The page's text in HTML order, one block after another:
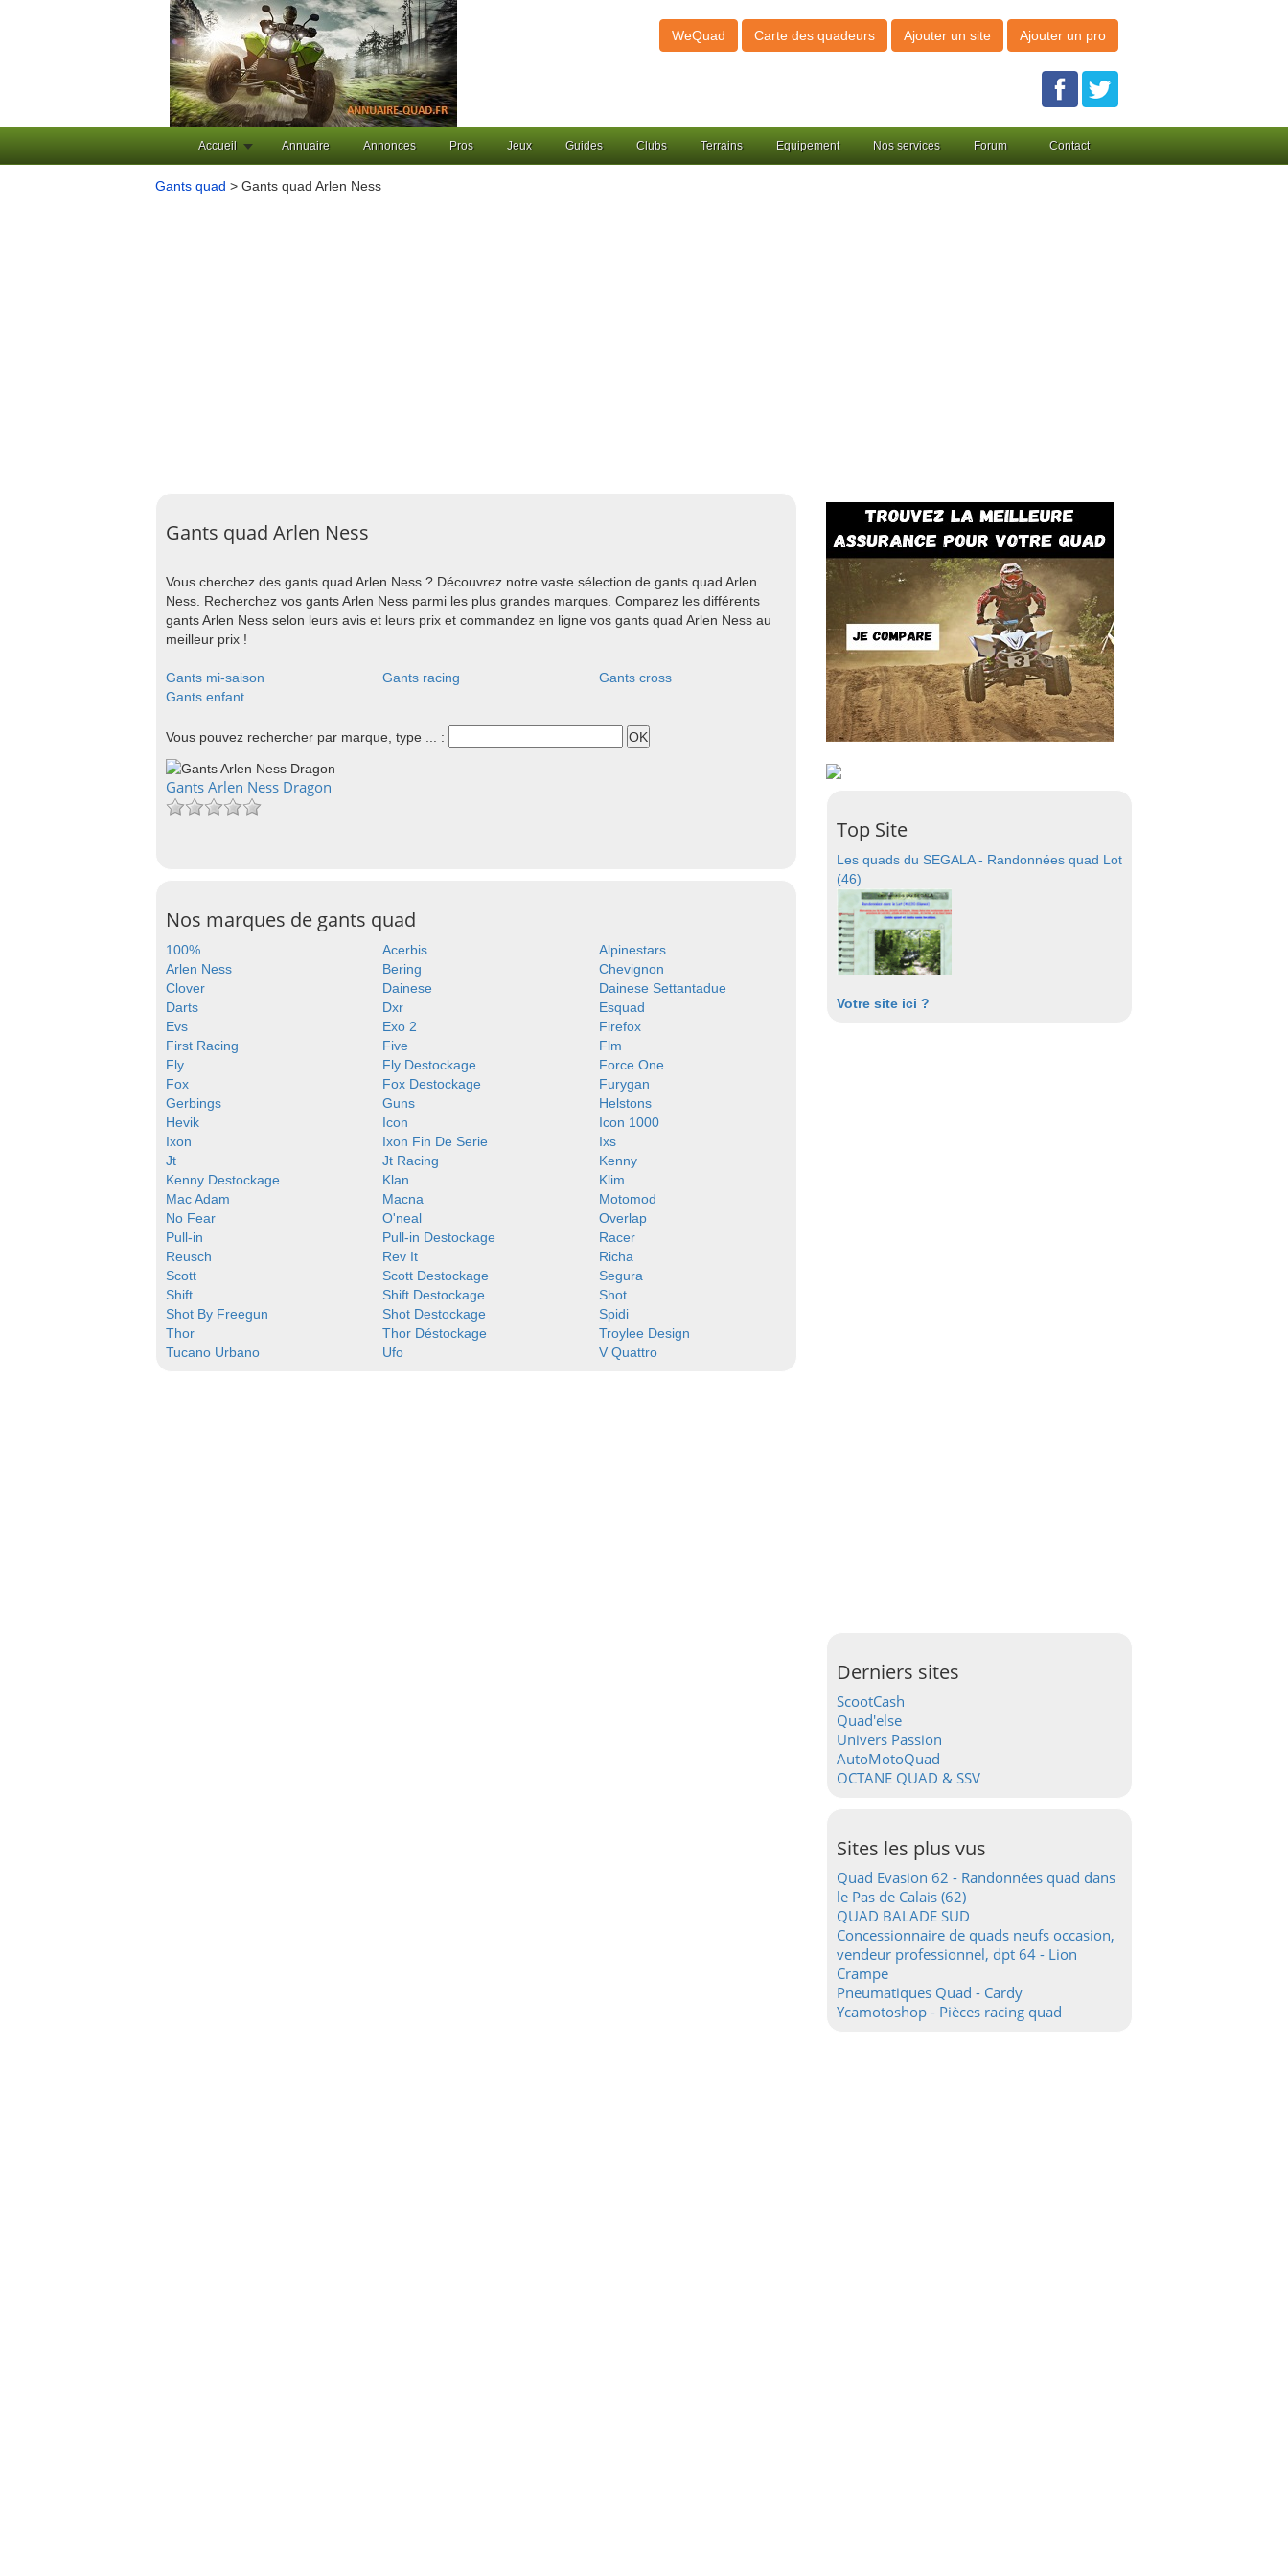
WeQuad Carte des quadeurs Ajouter un site Ajouter un pro
Accueil Annuaire Annonces Pros Jeux Guides Clubs Terrains Equipement Nos services Forum Contact
Gants quad > Gants quad Arlen Ness
Gants quad Arlen Ness
Vous cherchez des gants quad Arlen Ness ? Découvrez notre vaste sélection de gants quad Arlen
Ness. Recherchez vos gants Arlen Ness parmi les plus grandes marques. Comparez les différents
gants Arlen Ness selon leurs avis et leurs prix et commandez en ligne vos gants quad Arlen Ness au
meilleur prix !
Gants mi-saison Gants racing
Gants cross
Gants enfant
Vous pouvez rechercher par marque, type ... :
Gants Arlen Ness Dragon
Nos marques de gants quad
100% Acerbis
Alpinestars
Arlen Ness
Bering
Chevignon
Clover
Dainese
Dainese Settantadue
Darts
Dxr
Esquad
Evs
Exo 2
Firefox
First Racing
Five
Flm
Fly
Fly Destockage
Force One
Fox
Fox Destockage
Furygan
Gerbings
Guns
Helstons
Hevik
Icon
Icon 1000
Ixon
Ixon Fin De Serie
Ixs
Jt
Jt Racing
Kenny
Kenny Destockage
Klan
Klim
Mac Adam
Macna
Motomod
No Fear
O'neal
Overlap
Pull-in
Pull-in Destockage
Racer
Reusch
Rev It
Richa
Scott
Scott Destockage
Segura
Shift
Shift Destockage
Shot
Shot By Freegun
Shot Destockage
Spidi
Thor
Thor Déstockage
Troylee Design
Tucano Urbano
Ufo V Quattro
Top Site
Les quads du SEGALA - Randonnées quad Lot
(46)
Votre site ici ?
Derniers sites
ScootCash
Quad'else
Univers Passion
AutoMotoQuad
OCTANE QUAD & SSV
Sites les plus vus
Quad Evasion 62 - Randonnées quad dans
le Pas de Calais (62)
QUAD BALADE SUD
Concessionnaire de quads neufs occasion,
vendeur professionnel, dpt 64 - Lion
Crampe
Pneumatiques Quad - Cardy
Ycamotoshop - Pièces racing quad